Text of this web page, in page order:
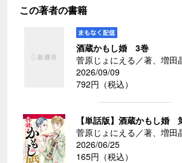
この著者の書籍
酒蔵かもし婚 3巻
菅原じょにえる／著、増田
2026/09/09
792円（税込）
【単話版】酒蔵かもし婚
菅原じょにえる／著、増田
2026/06/25
165円（税込）